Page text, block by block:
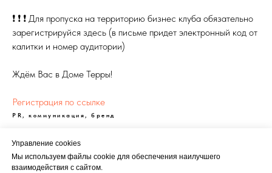
❗ ❗ ❗ Для пропуска на территорию бизнес клуба обязательно
зарегистрируйся здесь (в письме придет электронный код от
калитки и номер аудитории)
Ждём Вас в Доме Терры!
Регистрация по ссылке
PR, коммуникация, бренд
Управление cookies
Мы используем файлы cookie для обеспечения наилучшего
взаимодействия с сайтом.